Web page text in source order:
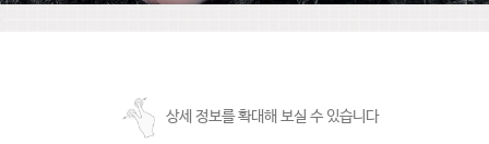
상세 정보를 확대해 보실 수 있습니다